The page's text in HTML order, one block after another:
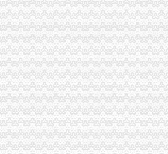
公司流程步骤_更富学院_资讯_更富网
财务咨询有限公司
详细流程_找法网（Findlaw.cn）
费用
安装公司需要的准备材料
标咨询公司注册需要什么材料
需要的资料_小微商务
的流程？-中介代理-久久信息网
各流程需要的花费-110法律咨询网
锡灵捷工商-中介代理-中国金属新闻网
税费吗-家居装修资讯网